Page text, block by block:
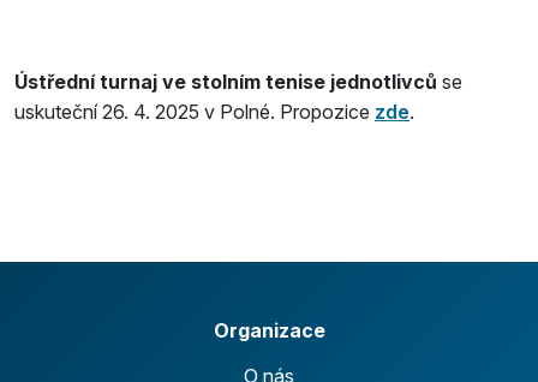
Ústřední turnaj ve stolním tenise jednotlivců se
uskuteční 26. 4. 2025 v Polné. Propozice zde.
Organizace
O nás